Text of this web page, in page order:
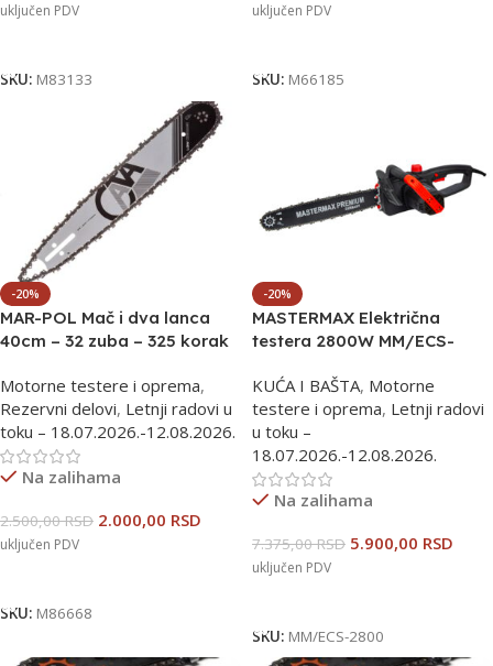
uključen PDV
SKU: M83133
uključen PDV
SKU: M66185
-20%
MAR-POL Mač i dva lanca
40cm – 32 zuba – 325 korak
Motorne testere i oprema,
Rezervni delovi, Letnji radovi u
toku – 18.07.2026.-12.08.2026.
Na zalihama
2.500,00RSD 2.000,00 RSD
uključen PDV
SKU: M86668
-20%
MASTERMAX Električna
testera 2800W MM/ECS-
KUĆA I BAŠTA, Motorne
testere i oprema, Letnji radovi
u toku –
18.07.2026.-12.08.2026.
Na zalihama
7.375,00RSD 5.900,00 RSD
uključen PDV
SKU: MM/ECS-2800